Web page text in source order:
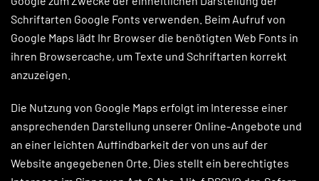
Schriftarten Google Fonts verwenden. Beim Aufruf von
Google Maps lädt Ihr Browser die benötigten Web Fonts in
ihren Browsercache, um Texte und Schriftarten korrekt
anzuzeigen.
Die Nutzung von Google Maps erfolgt im Interesse einer
ansprechenden Darstellung unserer Online-Angebote und
an einer leichten Auffindbarkeit der von uns auf der
Website angegebenen Orte. Dies stellt ein berechtigtes